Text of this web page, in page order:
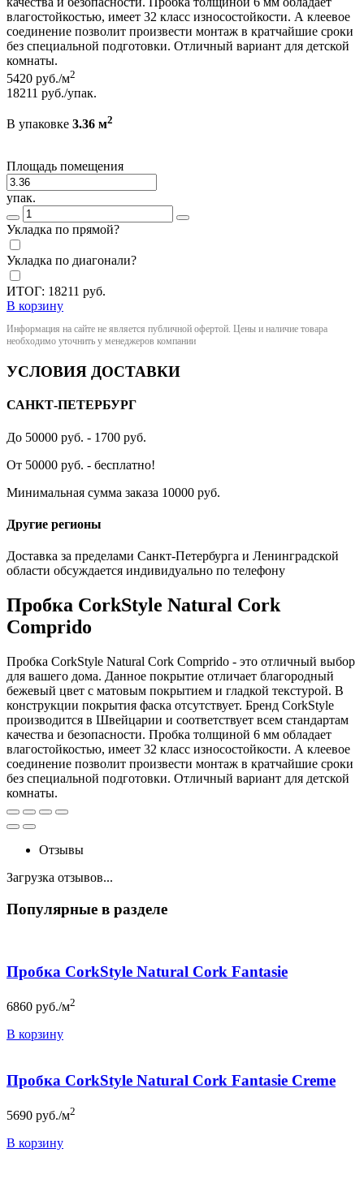
влагостойкостью, имеет 32 класс износостойкости. А клеевое
соединение позволит произвести монтаж в кратчайшие сроки
без специальной подготовки. Отличный вариант для детской
комнаты.
5420 руб./м2
18211 руб./упак.
В упаковке 3.36 м2
Площадь помещения
упак.
Укладка по прямой?
Укладка по диагонали?
ИТОГ: 18211 руб.
В корзину
Информация на сайте не является публичной офертой. Цены и наличие товара
необходимо уточнить у менеджеров компании
УСЛОВИЯ ДОСТАВКИ
САНКТ-ПЕТЕРБУРГ
До 50000 руб. - 1700 руб.
От 50000 руб. - бесплатно!
Минимальная сумма заказа 10000 руб.
Другие регионы
Доставка за пределами Санкт-Петербурга и Ленинградской
области обсуждается индивидуально по телефону
Пробка CorkStyle Natural Cork
Comprido
Пробка CorkStyle Natural Cork Comprido - это отличный выбор
для вашего дома. Данное покрытие отличает благородный
бежевый цвет с матовым покрытием и гладкой текстурой. В
конструкции покрытия фаска отсутствует. Бренд CorkStyle
производится в Швейцарии и соответствует всем стандартам
качества и безопасности. Пробка толщиной 6 мм обладает
влагостойкостью, имеет 32 класс износостойкости. А клеевое
соединение позволит произвести монтаж в кратчайшие сроки
без специальной подготовки. Отличный вариант для детской
комнаты.
Отзывы
Загрузка отзывов...
Популярные в разделе
Пробка CorkStyle Natural Cork Fantasie
6860 руб./м2
В корзину
Пробка CorkStyle Natural Cork Fantasie Creme
5690 руб./м2
В корзину